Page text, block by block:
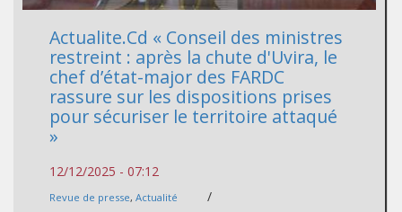
Actualite.Cd « Conseil des ministres
restreint : après la chute d'Uvira, le
chef d’état-major des FARDC
rassure sur les dispositions prises
pour sécuriser le territoire attaqué
»
12/12/2025 - 07:12
Revue de presse, Actualité /